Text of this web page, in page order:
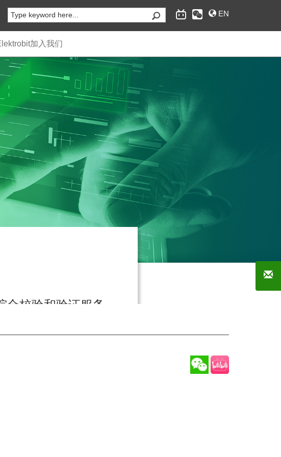
EN
加入我们
合校验和验证服务